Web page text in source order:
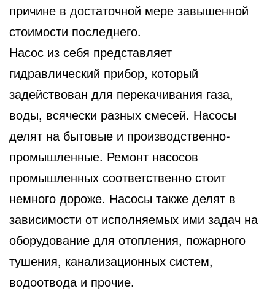
причине в достаточной мере завышенной
стоимости последнего.
Насос из себя представляет
гидравлический прибор, который
задействован для перекачивания газа,
воды, всячески разных смесей. Насосы
делят на бытовые и производственно-
промышленные. Ремонт насосов
промышленных соответственно стоит
немного дороже. Насосы также делят в
зависимости от исполняемых ими задач на
оборудование для отопления, пожарного
тушения, канализационных систем,
водоотвода и прочие.